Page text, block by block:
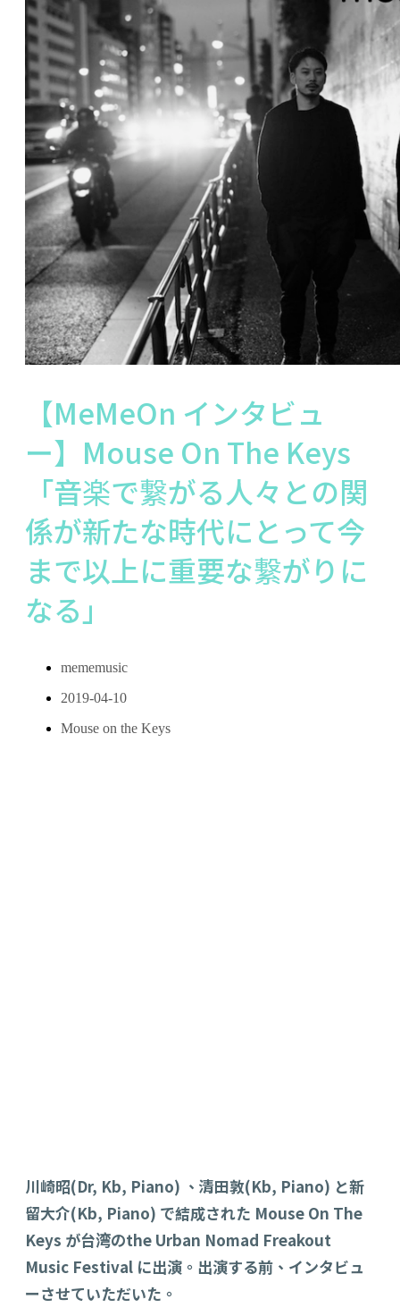
【MeMeOn インタビュ
ー】Mouse On The Keys
「音楽で繋がる人々との関
係が新たな時代にとって今
まで以上に重要な繋がりに
なる」
mememusic
2019-04-10
Mouse on the Keys
川崎昭(Dr, Kb, Piano) 、清田敦(Kb, Piano) と新
留大介(Kb, Piano) で結成された Mouse On The
Keys が台湾のthe Urban Nomad Freakout
Music Festival に出演。出演する前、インタビュ
ーさせていただいた。